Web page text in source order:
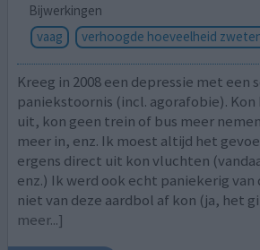
Bijwerkingen
vaag
verhoogde hoeveelheid
Kreeg in 2008 een depressie met een
paniekstoornis (incl. agorafobie).
uit, kon geen trein of bus meer
meer in, enz. Ik moest altijd het
ergens direct uit kon vluchten
enz.) Ik werd ook echt paniekerig
niet van deze aardbol af kon (ja, het
meer...]